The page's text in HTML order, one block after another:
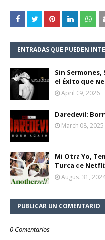
ENTRADAS QUE PUEDEN
Sin Sermones,
el Éxito que
April 09, 2026
Daredevil:
March 08, 2025
Mi Otra Yo,
Turca de
August 31, 2024
PUBLICAR UN COMENTARIO
0 Comentarios